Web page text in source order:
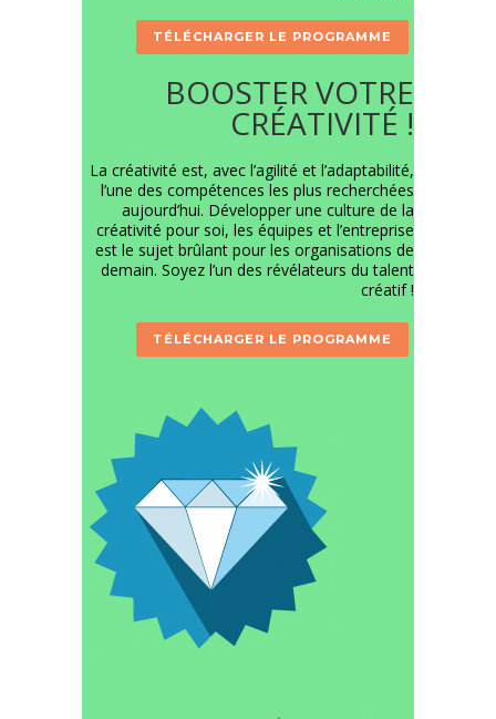
TÉLÉCHARGER LE PROGRAMME
BOOSTER VOTRE
CRÉATIVITÉ !
La créativité est, avec l’agilité et l’adaptabilité,
l’une des compétences les plus recherchées
aujourd’hui. Développer une culture de la
créativité pour soi, les équipes et l’entreprise
est le sujet brûlant pour les organisations de
demain. Soyez l’un des révélateurs du talent
créatif !
TÉLÉCHARGER LE PROGRAMME